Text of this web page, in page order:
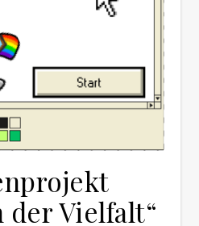
der Vielfalt“